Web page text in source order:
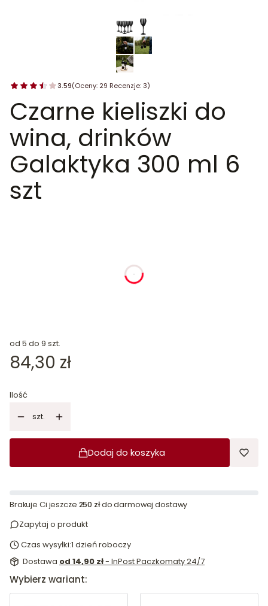
3.59(Oceny: 29 Recenzje: 3)
Czarne kieliszki do
wina, drinków
Galaktyka 300 ml 6
szt
godziny
od 5 do 9 szt.
Cena
84,30 zł
Ilość
szt.
Dodaj do koszyka
Brakuje Ci jeszcze 250 złdo darmowej dostawy
Zapytaj o produkt
Czas wysyłki:1 dzień roboczy
Dostawa od 14,90 zł- InPost Paczkomaty 24/7
Wybierz wariant: